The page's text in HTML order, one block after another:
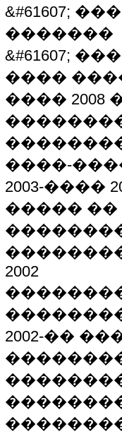
&#61607;
�������
&#61607;
����
����
����-
2003-����
�����
2002
2002-��